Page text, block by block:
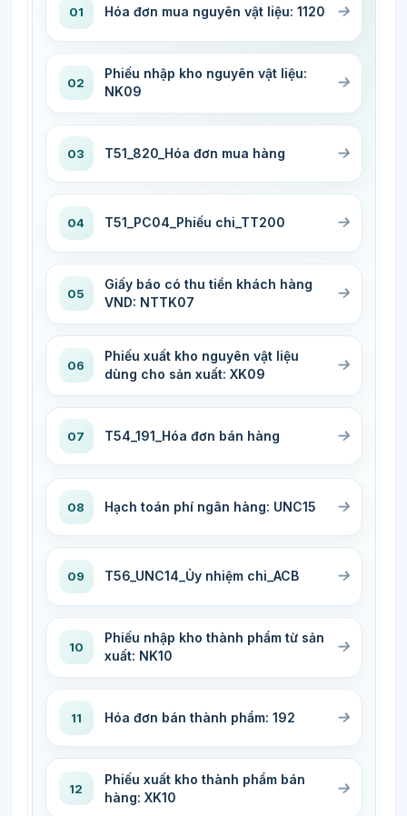
01 Hóa đơn mua nguyên vật liệu: 1120
02
Phiếu nhập kho nguyên vật liệu:
NK09
03 T51_820_Hóa đơn mua hàng
04 T51_PC04_Phiếu chi_TT200
05
Giấy báo có thu tiền khách hàng
VND: NTTK07
06
Phiếu xuất kho nguyên vật liệu
dùng cho sản xuất: XK09
07 T54_191_Hóa đơn bán hàng
08 Hạch toán phí ngân hàng: UNC15
09 T56_UNC14_Ủy nhiệm chi_ACB
10
Phiếu nhập kho thành phẩm từ sản
xuất: NK10
11 Hóa đơn bán thành phẩm: 192
12
Phiếu xuất kho thành phẩm bán
hàng: XK10